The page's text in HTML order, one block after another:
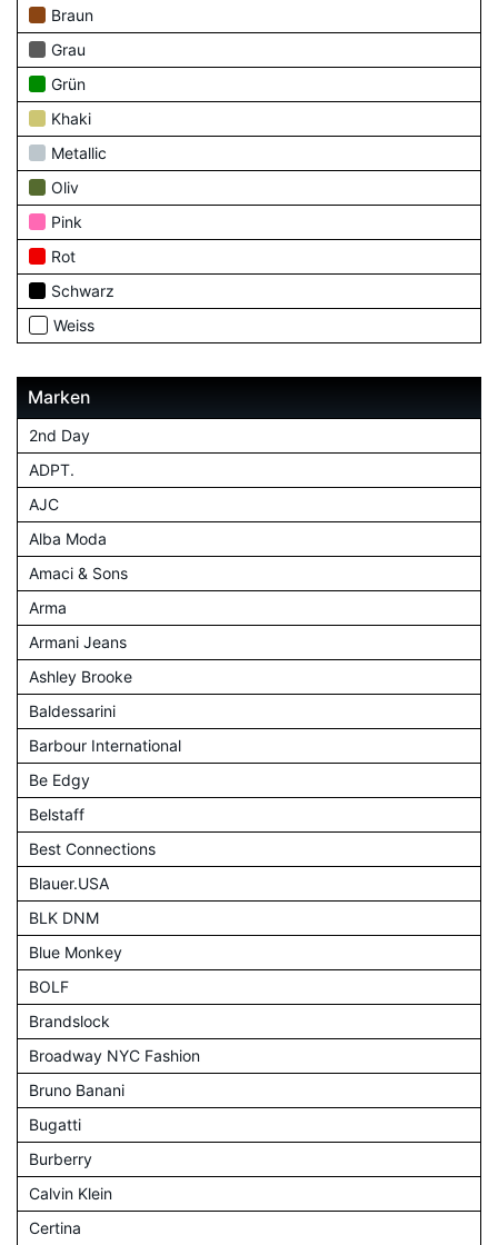
Braun
Grau
Grün
Khaki
Metallic
Oliv
Pink
Rot
Schwarz
Weiss
Marken
2nd Day
ADPT.
AJC
Alba Moda
Amaci & Sons
Arma
Armani Jeans
Ashley Brooke
Baldessarini
Barbour International
Be Edgy
Belstaff
Best Connections
Blauer.USA
BLK DNM
Blue Monkey
BOLF
Brandslock
Broadway NYC Fashion
Bruno Banani
Bugatti
Burberry
Calvin Klein
Certina